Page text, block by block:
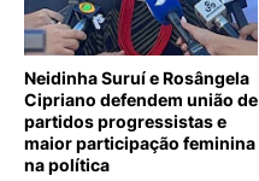
Neidinha Suruí e Rosângela
Cipriano defendem união de
partidos progressistas e
maior participação feminina
na política